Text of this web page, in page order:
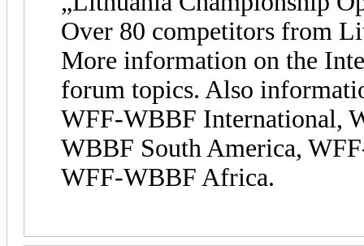
Over 80 competitors from
More information on the
forum topics. Also
WFF-WBBF International,
WBBF South America,
WFF-WBBF Africa.